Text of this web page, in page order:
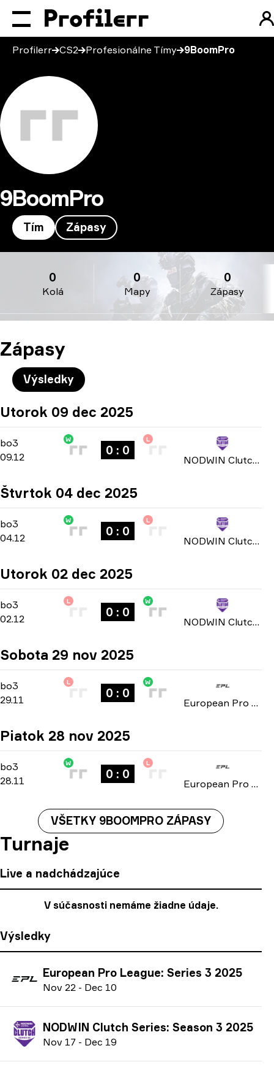
Profilerr CS2 Profesionálne Tímy 9BoomPro
9BoomPro
Tím Zápasy
Kolá
0
Mapy
0
Zápasy
0
Zápasy
Výsledky
Utorok 09 dec 2025
bo3 Group Stage
bo3
09.12
W
0 : 0
L
NODWIN Clutch Series: Season 3 2025
Štvrtok 04 dec 2025
bo3 Group Stage
bo3
04.12
W
0 : 0
L
NODWIN Clutch Series: Season 3 2025
Utorok 02 dec 2025
bo3 Group Stage
bo3
02.12
L
0 : 0
W
NODWIN Clutch Series: Season 3 2025
Sobota 29 nov 2025
bo3 -bo3
29.11
L
0 : 0
W
European Pro League: Series 3 2025
Piatok 28 nov 2025
bo3 -bo3
28.11
W
0 : 0
L
European Pro League: Series 3 2025
VŠETKY 9BOOMPRO ZÁPASY
Turnaje
Live a nadchádzajúce
V súčasnosti nemáme žiadne údaje.
Výsledky
European Pro League: Series 3 2025
Nov 22 - Dec 10
NODWIN Clutch Series: Season 3 2025
Nov 17 - Dec 19